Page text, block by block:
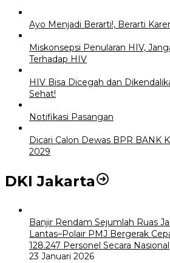
Ayo Menjadi Berarti!, Berarti
Miskonsepsi Penularan HIV,
Terhadap HIV
HIV Bisa Dicegah dan
Sehat!
Notifikasi Pasangan
Dicari Calon Dewas BPR BANK
2029
DKI Jakarta
Banjir Rendam Sejumlah Ruas
Lantas–Polair PMJ Bergerak
128.247 Personel Secara Nasional
23 Januari 2026